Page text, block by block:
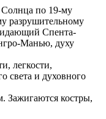
Солнца по 19-му
разрушительному
Спента-
Манью, духу
легкости,
света и духовного
Зажигаются костры,